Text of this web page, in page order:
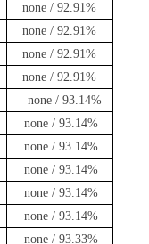
none / 92.91%
none / 92.91%
none / 92.91%
none / 92.91%
none / 93.14%
none / 93.14%
none / 93.14%
none / 93.14%
none / 93.14%
none / 93.14%
none / 93.33%